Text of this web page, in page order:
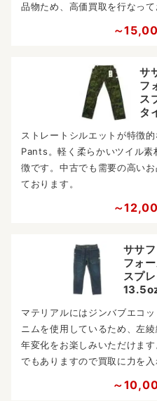
品物ため、高価買取を行なって
～
サ
フ
ス
タ
ストレートシルエットが特徴
Pants。軽く柔らかいツイル
徴です。中古でも需要の高い
ております。
～
ササ
フォ
スプ
マテリアルにはジンバブエコ
ニムを使用しているため、左
年変化をお楽しみいただけま
でもありますので買取に力を入
～